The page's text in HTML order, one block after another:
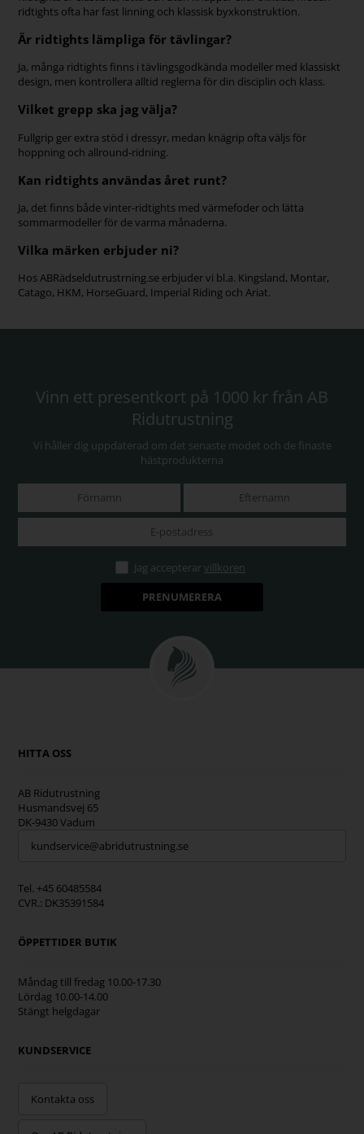
ridtights ofta har fast linning och klassisk byxkonstruktion.
Är ridtights lämpliga för tävlingar?
Ja, många ridtights finns i tävlingsgodkända modeller med klassiskt
design, men kontrollera alltid reglerna för din disciplin och klass.
Vilket grepp ska jag välja?
Fullgrip ger extra stöd i dressyr, medan knägrip ofta väljs för
hoppning och allround-ridning.
Kan ridtights användas året runt?
Ja, det finns både vinter-ridtights med värmefoder och lätta
sommarmodeller för de varma månaderna.
Vilka märken erbjuder ni?
Hos ABRädseldutrustrning.se erbjuder vi bl.a. Kingsland, Montar,
Catago, HKM, HorseGuard, Imperial Riding och Ariat.
Vinn ett presentkort på 1000 kr från AB
Ridutrustning
Vi håller dig uppdaterad om det senaste modet och de finaste
hästprodukterna
Jag accepterarvillkoren
HITTA OSS
AB Ridutrustning
Husmandsvej 65
DK-9430 Vadum
kundservice@abridutrustning.se
Tel. +45 60485584
CVR.: DK35391584
ÖPPETTIDER BUTIK
Måndag till fredag 10.00-17.30
Lördag 10.00-14.00
Stängt helgdagar
KUNDSERVICE
Kontakta oss